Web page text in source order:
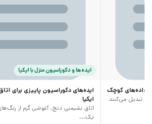
کوچک
تبدیل می‌کنند
ایده‌ها و دکوراسیون منزل با ایکیا
ایده‌های دکوراسیون پاییزی برای
ایکیا
اتاق نشیمنی دنج، آغوشی گرم از
یک...